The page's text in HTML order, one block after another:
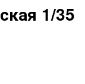
1/35